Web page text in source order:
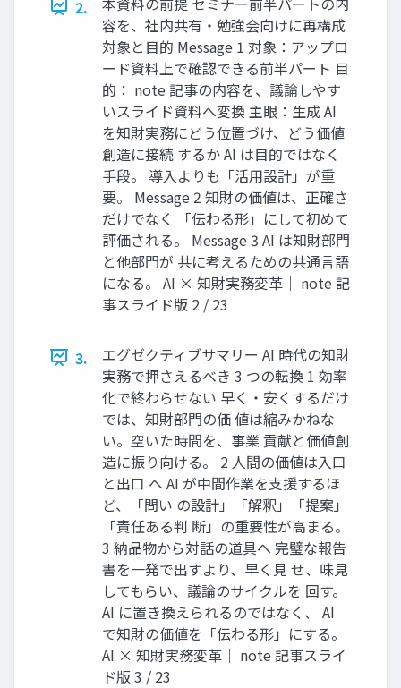
2.
容を、社内共有・勉強会向けに再構成
対象と目的 Message 1 対象：アップロ
ード資料上で確認できる前半パート 目
的： note 記事の内容を、議論しやす
いスライド資料へ変換 主眼：生成 AI
を知財実務にどう位置づけ、どう価値
創造に接続 するか AI は目的ではなく
手段。 導入よりも「活用設計」が重
要。 Message 2 知財の価値は、正確さ
だけでなく 「伝わる形」にして初めて
評価される。 Message 3 AI は知財部門
と他部門が 共に考えるための共通言語
になる。 AI × 知財実務変革｜ note 記
事スライド版 2 / 23
3.
エグゼクティブサマリー AI 時代の知財
実務で押さえるべき 3 つの転換 1 効率
化で終わらせない 早く・安くするだけ
では、知財部門の価 値は縮みかねな
い。空いた時間を、事業 貢献と価値創
造に振り向ける。 2 人間の価値は入口
と出口 へ AI が中間作業を支援するほ
ど、「問い の設計」「解釈」「提案」
「責任ある判 断」の重要性が高まる。
3 納品物から対話の道具へ 完璧な報告
書を一発で出すより、早く見 せ、味見
してもらい、議論のサイクルを 回す。
AI に置き換えられるのではなく、 AI
で知財の価値を「伝わる形」にする。
AI × 知財実務変革｜ note 記事スライ
ド版 3 / 23